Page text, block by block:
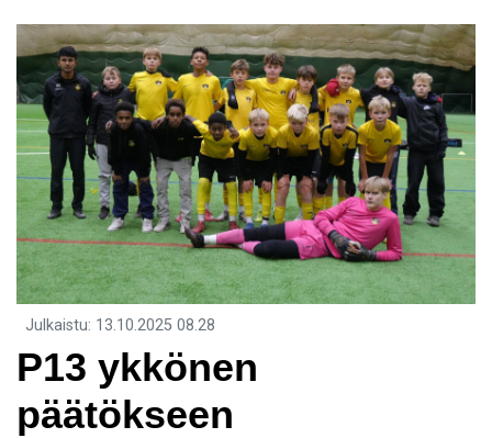
Julkaistu: 13.10.2025 08.28
P13 ykkönen
päätökseen